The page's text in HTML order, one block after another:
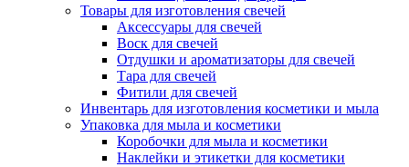
Товары для изготовления свечей
Аксессуары для свечей
Воск для свечей
Отдушки и ароматизаторы для свечей
Тара для свечей
Фитили для свечей
Инвентарь для изготовления косметики и мыла
Упаковка для мыла и косметики
Коробочки для мыла и косметики
Наклейки и этикетки для косметики